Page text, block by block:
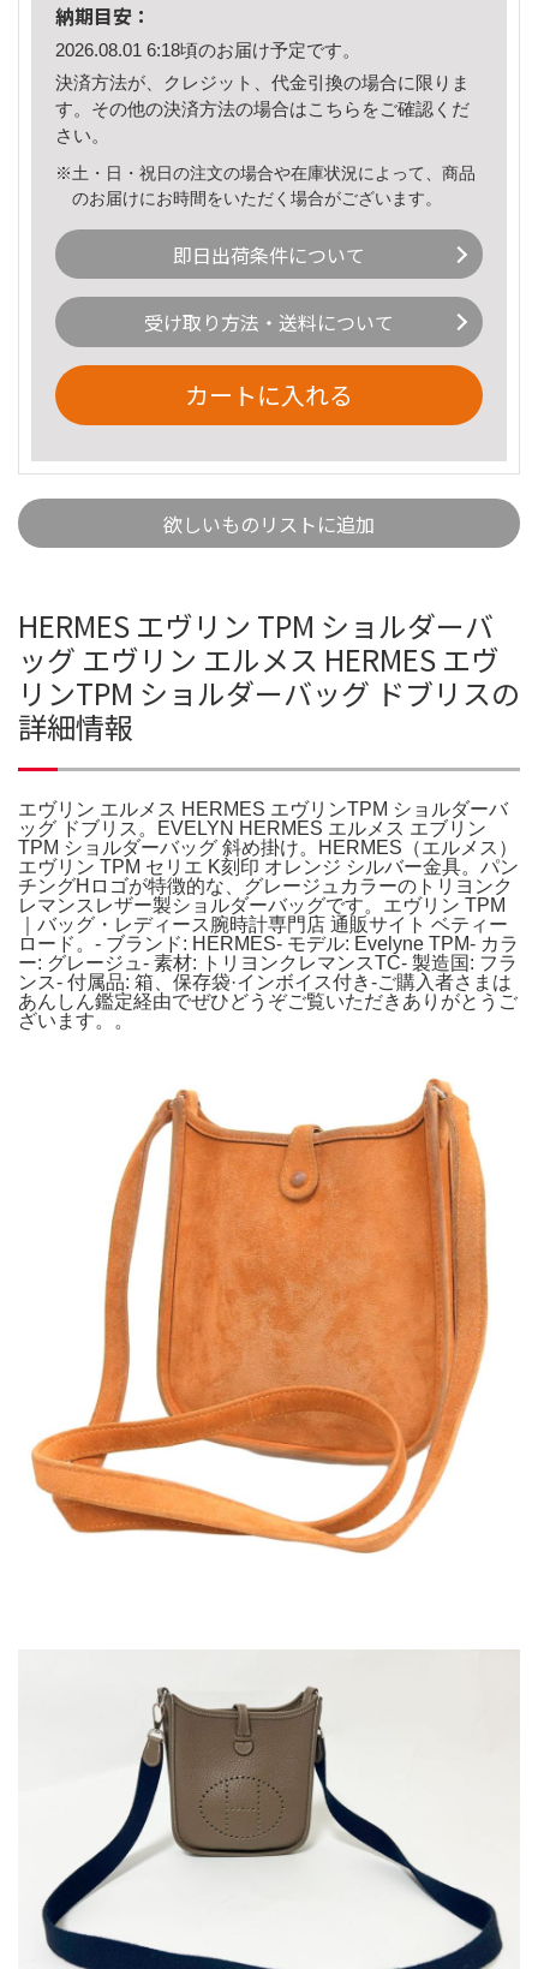
納期目安：
2026.08.01 6:18頃のお届け予定です。
決済方法が、クレジット、代金引換の場合に限りま
す。その他の決済方法の場合はこちら をご確認くだ
さい。
※土・日・祝日の注文の場合や在庫状況によって、商品
のお届けにお時間をいただく場合がございます。
即日出荷条件について
受け取り方法・送料について
カートに入れる
欲しいものリストに追加
HERMES エヴリン TPM ショルダーバ
ッグ エヴリン エルメス HERMES エヴ
リンTPM ショルダーバッグ ドブリスの
詳細情報
エヴリン エルメス HERMES エヴリンTPM ショルダーバ
ッグ ドブリス。EVELYN HERMES エルメス エブリン
TPM ショルダーバッグ 斜め掛け。HERMES（エルメス）
エヴリン TPM セリエ K刻印 オレンジ シルバー金具。パン
チングHロゴが特徴的な、グレージュカラーのトリヨンク
レマンスレザー製ショルダーバッグです。エヴリン TPM
｜バッグ・レディース腕時計専門店 通販サイト ベティー
ロード。- ブランド: HERMES- モデル: Evelyne TPM- カラ
ー: グレージュ- 素材: トリヨンクレマンスTC- 製造国: フラ
ンス- 付属品: 箱、保存袋·インボイス付き-ご購入者さまは
あんしん鑑定経由でぜひどうぞご覧いただきありがとうご
ざいます。。